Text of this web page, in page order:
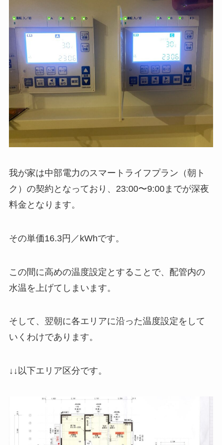
我が家は中部電力のスマートライフプラン（朝ト
ク）の契約となっており、23:00〜9:00までが深夜
料金となります。
その単価16.3円／kWhです。
この間に高めの温度設定とすることで、配管内の
水温を上げてしまいます。
そして、翌朝に各エリアに沿った温度設定をして
いくわけであります。
↓↓以下エリア区分です。